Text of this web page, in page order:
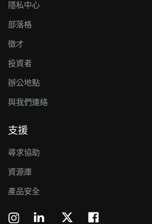
隱私中心
部落格
徵才
投資者
辦公地點
與我們連絡
支援
尋求協助
資源庫
產品安全